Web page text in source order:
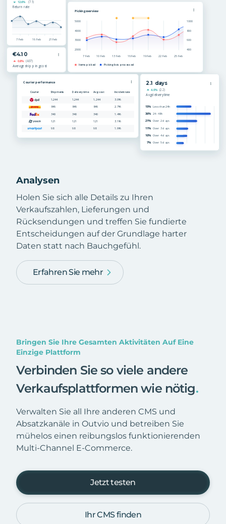
Analysen
Holen Sie sich alle Details zu Ihren
Verkaufszahlen, Lieferungen und
Rücksendungen und treffen Sie fundierte
Entscheidungen auf der Grundlage harter
Daten statt nach Bauchgefühl.
Erfahren Sie mehr
Bringen Sie Ihre Gesamten Aktivitäten Auf Eine
Einzige Plattform
Verbinden Sie so viele andere
Verkaufsplattformen wie nötig.
Verwalten Sie all Ihre anderen CMS und
Absatzkanäle in Outvio und betreiben Sie
mühelos einen reibungslos funktionierenden
Multi-Channel E-Commerce.
Jetzt testen
Ihr CMS finden